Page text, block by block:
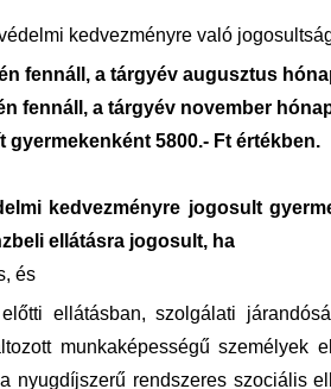
kedvezményre való
fennáll, a tárgyév augusztus
fennáll, a tárgyév november
gyermekenként 5800.- Ft értékben.
kedvezményre jogosult
ellátásra jogosult, ha
és
ellátásban, szolgálati
munkaképességű személyek
nyugdíjszerű rendszeres szociális